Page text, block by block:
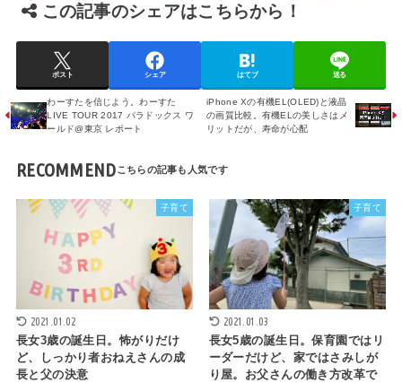
この記事のシェアはこちらから！
ポスト シェア はてブ 送る
わーすたを信じよう。わーすた
LIVE TOUR 2017 パラドックス ワ
ールド@東京 レポート
iPhone Xの有機EL(OLED)と液晶
の画質比較。有機ELの美しさはメ
リットだが、寿命が心配
RECOMMEND
子育て
2021.01.02
長女3歳の誕生日。怖がりだけ
ど、しっかり者おねえさんの成
長と父の決意
子育て
2021.01.03
長女5歳の誕生日。保育園ではリ
ーダーだけど、家ではさみしが
り屋。お父さんの働き方改革で